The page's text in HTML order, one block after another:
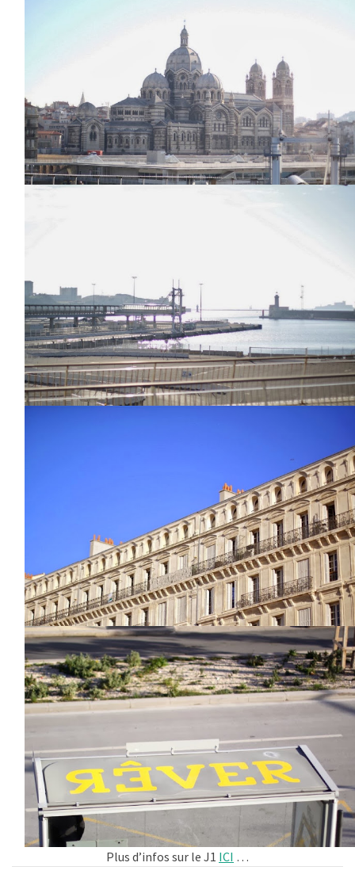
Plus d’infos sur le J1 ICI …